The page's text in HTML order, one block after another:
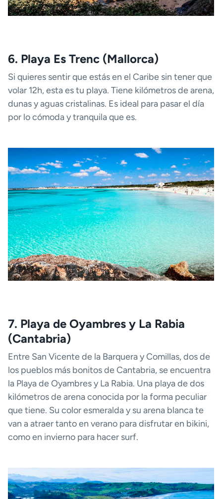
6. Playa Es Trenc (Mallorca)
Si quieres sentir que estás en el Caribe sin tener que
volar 12h, esta es tu playa. Tiene kilómetros de arena,
dunas y aguas cristalinas. Es ideal para pasar el día
por lo cómoda y tranquila que es.
7. Playa de Oyambres y La Rabia
(Cantabria)
Entre San Vicente de la Barquera y Comillas, dos de
los pueblos más bonitos de Cantabria, se encuentra
la Playa de Oyambres y La Rabia. Una playa de dos
kilómetros de arena conocida por la forma peculiar
que tiene. Su color esmeralda y su arena blanca te
van a atraer tanto en verano para disfrutar en bikini,
como en invierno para hacer surf.